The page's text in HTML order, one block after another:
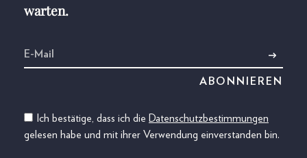
warten.
Ich bestätige, dass ich die Datenschutzbestimmungen
gelesen habe und mit ihrer Verwendung einverstanden bin.